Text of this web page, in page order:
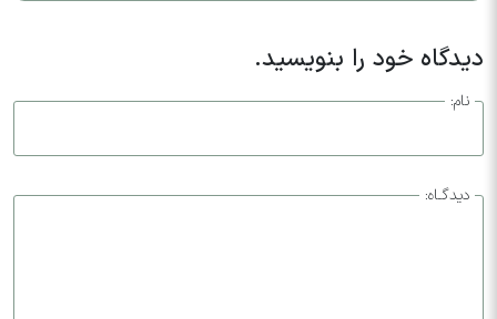
دیدگاه خود را بنویسید.
نام:
دیدگـاه: